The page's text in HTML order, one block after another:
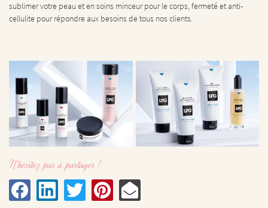
INSCRIPTION
sublimer votre peau et en soins minceur pour le corps, fermeté et anti-
cellulite pour répondre aux besoins de tous nos clients.
N'hésitez pas à partager !